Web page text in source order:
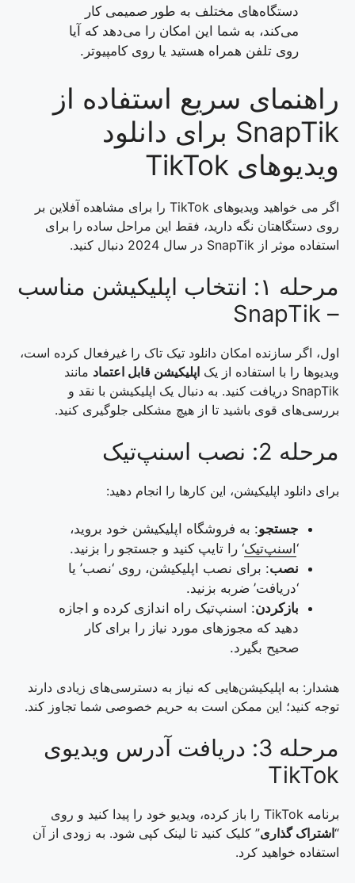
دستگاه‌های مختلف به طور صمیمی کار
می‌کند، به شما این امکان را می‌دهد که آیا
روی تلفن همراه هستید یا روی کامپیوتر.
راهنمای سریع استفاده از
SnapTik برای دانلود
ویدیوهای TikTok
اگر می خواهید ویدیوهای TikTok را برای مشاهده آفلاین بر
روی دستگاهتان نگه دارید، فقط این مراحل ساده را برای
استفاده موثر از SnapTik در سال 2024 دنبال کنید.
مرحله ۱: انتخاب اپلیکیشن مناسب
– SnapTik
اول، اگر سازنده امکان دانلود تیک تاک را غیرفعال کرده است،
ویدیوها را با استفاده از یک اپلیکیشن قابل اعتماد مانند
SnapTik دریافت کنید. به دنبال یک اپلیکیشن با نقد و
بررسی‌های قوی باشید تا از هیچ مشکلی جلوگیری کنید.
مرحله 2: نصب اسنپ‌تیک
برای دانلود اپلیکیشن، این کارها را انجام دهید:
جستجو: به فروشگاه اپلیکیشن خود بروید،
‘اسنپ‌تیک‘ را تایپ کنید و جستجو را بزنید.
نصب: برای نصب اپلیکیشن، روی ‘نصب’ یا
‘دریافت’ ضربه بزنید.
بازکردن: اسنپ‌تیک راه اندازی کرده و اجازه
دهید که مجوزهای مورد نیاز را برای کار
صحیح بگیرد.
هشدار: به اپلیکیشن‌هایی که نیاز به دسترسی‌های زیادی دارند
توجه کنید؛ این ممکن است به حریم خصوصی شما تجاوز کند.
مرحله 3: دریافت آدرس ویدیوی
TikTok
برنامه TikTok را باز کرده، ویدیو خود را پیدا کنید و روی
“اشتراک گذاری” کلیک کنید تا لینک کپی شود. به زودی از آن
استفاده خواهید کرد.